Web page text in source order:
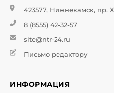
423577, Нижнекамск, пр.
8 (8555) 42-32-57
site@ntr-24.ru
Письмо редактору
ИНФОРМАЦИЯ